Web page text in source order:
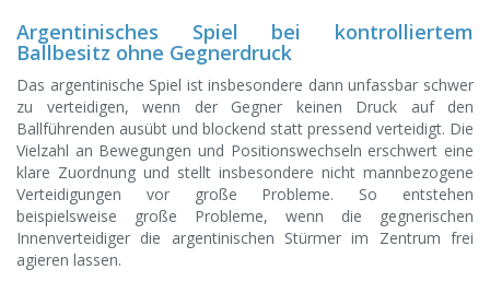
Argentinisches Spiel bei kontrolliertem
Ballbesitz ohne Gegnerdruck
Das argentinische Spiel ist insbesondere dann unfassbar schwer
zu verteidigen, wenn der Gegner keinen Druck auf den
Ballführenden ausübt und blockend statt pressend verteidigt. Die
Vielzahl an Bewegungen und Positionswechseln erschwert eine
klare Zuordnung und stellt insbesondere nicht mannbezogene
Verteidigungen vor große Probleme. So entstehen
beispielsweise große Probleme, wenn die gegnerischen
Innenverteidiger die argentinischen Stürmer im Zentrum frei
agieren lassen.